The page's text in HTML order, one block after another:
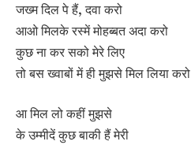
जख्म दिल पे हैं, दवा करो
आओ मिलके रस्में मोहब्बत अदा करो
कुछ ना कर सको मेरे लिए
तो बस ख्वाबों में ही मुझसे मिल लिया करो
आ मिल लो कहीं मुझसे
के उम्मीदें कुछ बाकी हैं मेरी